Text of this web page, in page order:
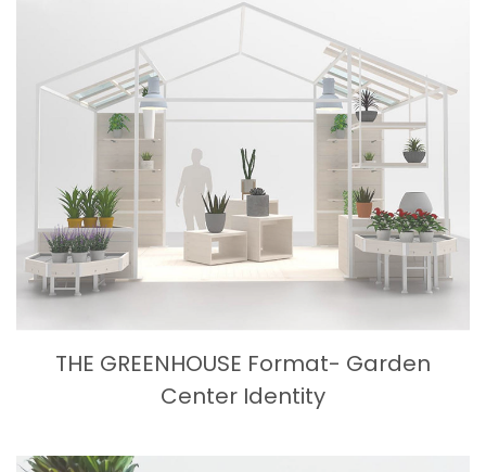
THE GREENHOUSE Format- Garden
Center Identity